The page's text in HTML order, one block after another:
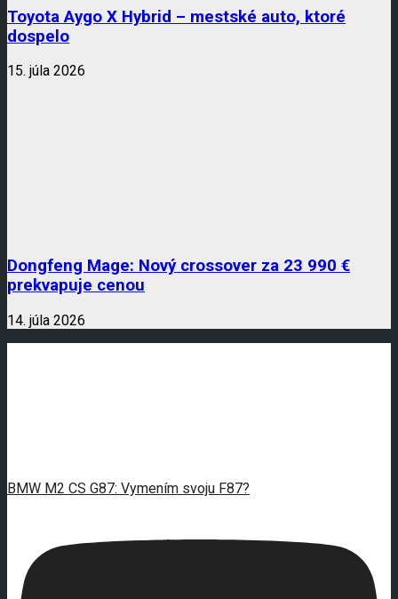
Toyota Aygo X Hybrid – mestské auto, ktoré
dospelo
15. júla 2026
Dongfeng Mage: Nový crossover za 23 990 €
prekvapuje cenou
14. júla 2026
BMW M2 CS G87: Vymením svoju F87?